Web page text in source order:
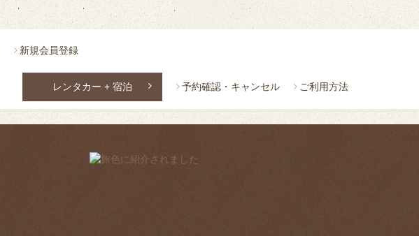
新規会員登録
レンタカー + 宿泊 予約確認・キャンセル ご利用方法